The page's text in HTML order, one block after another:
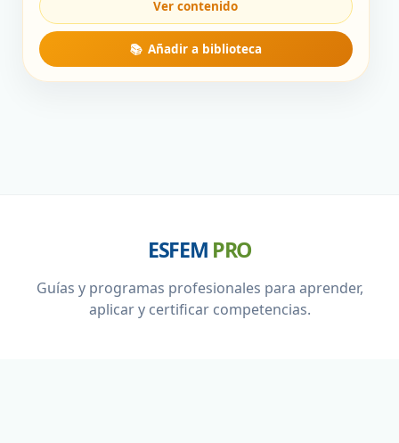
ESFEM PRO
Guías y programas profesionales para aprender,
aplicar y certificar competencias.